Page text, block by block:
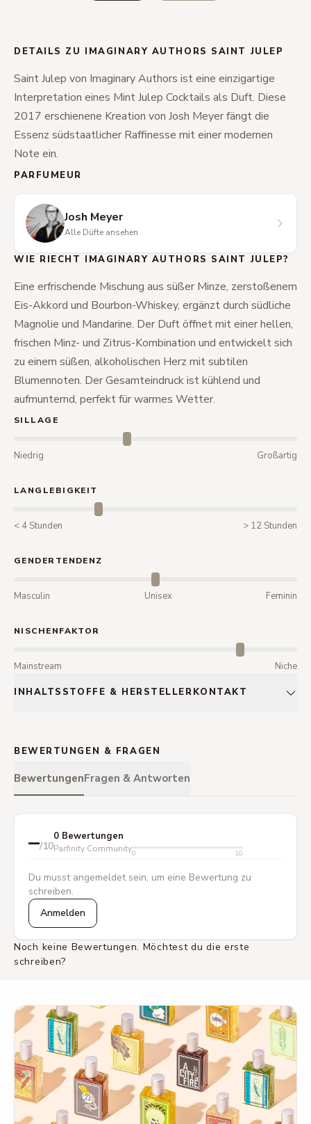
DETAILS ZU IMAGINARY AUTHORS SAINT JULEP
Saint Julep von Imaginary Authors ist eine einzigartige
Interpretation eines Mint Julep Cocktails als Duft. Diese
2017 erschienene Kreation von Josh Meyer fängt die
Essenz südstaatlicher Raffinesse mit einer modernen
Note ein.
PARFUMEUR
Josh Meyer
Alle Düfte ansehen
WIE RIECHT IMAGINARY AUTHORS SAINT JULEP?
Eine erfrischende Mischung aus süßer Minze, zerstoßenem
Eis-Akkord und Bourbon-Whiskey, ergänzt durch südliche
Magnolie und Mandarine. Der Duft öffnet mit einer hellen,
frischen Minz- und Zitrus-Kombination und entwickelt sich
zu einem süßen, alkoholischen Herz mit subtilen
Blumennoten. Der Gesamteindruck ist kühlend und
aufmunternd, perfekt für warmes Wetter.
SILLAGE
Niedrig Großartig
LANGLEBIGKEIT
< 4 Stunden > 12 Stunden
GENDERTENDENZ
Masculin Unisex Feminin
NISCHENFAKTOR
Mainstream Niche
INHALTSSTOFFE & HERSTELLERKONTAKT
BEWERTUNGEN & FRAGEN
BewertungenFragen & Antworten
–/10
0 Bewertungen
Parfinity Community0 10
Du musst angemeldet sein, um eine Bewertung zu
schreiben.
Anmelden
Noch keine Bewertungen. Möchtest du die erste
schreiben?